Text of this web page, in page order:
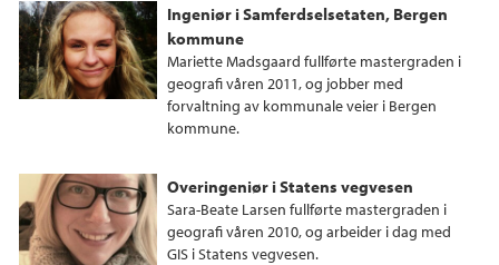
Ingeniør i Samferdselsetaten, Bergen
kommune
Mariette Madsgaard fullførte mastergraden i
geografi våren 2011, og jobber med
forvaltning av kommunale veier i Bergen
kommune.
Overingeniør i Statens vegvesen
Sara-Beate Larsen fullførte mastergraden i
geografi våren 2010, og arbeider i dag med
GIS i Statens vegvesen.